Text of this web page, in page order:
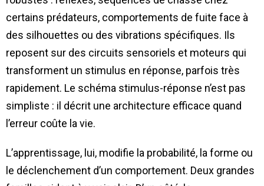
certains prédateurs, comportements de fuite face à
des silhouettes ou des vibrations spécifiques. Ils
reposent sur des circuits sensoriels et moteurs qui
transforment un stimulus en réponse, parfois très
rapidement. Le schéma stimulus-réponse n’est pas
simpliste : il décrit une architecture efficace quand
l’erreur coûte la vie.
L’apprentissage, lui, modifie la probabilité, la forme ou
le déclenchement d’un comportement. Deux grandes